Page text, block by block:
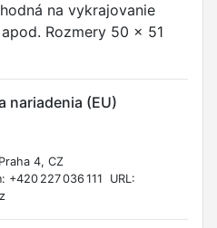
na vykrajovanie
Rozmery 50 x 51
nariadenia (EU)
4, CZ
+420 227 036 111 URL: